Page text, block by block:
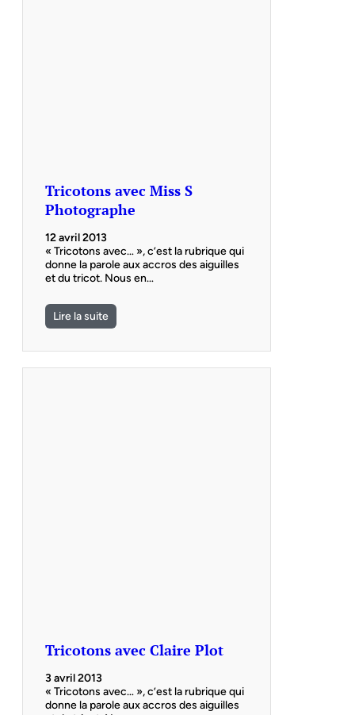
Tricotons avec Miss S
Photographe
12 avril 2013
« Tricotons avec… », c’est la rubrique qui
donne la parole aux accros des aiguilles
et du tricot. Nous en…
Lire la suite
Tricotons avec Claire Plot
3 avril 2013
« Tricotons avec… », c’est la rubrique qui
donne la parole aux accros des aiguilles